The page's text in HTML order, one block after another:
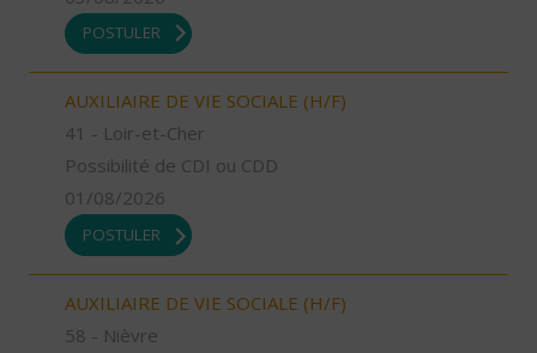
POSTULER
AUXILIAIRE DE VIE SOCIALE (H/F)
41 - Loir-et-Cher
Possibilité de CDI ou CDD
01/08/2026
POSTULER
AUXILIAIRE DE VIE SOCIALE (H/F)
58 - Nièvre